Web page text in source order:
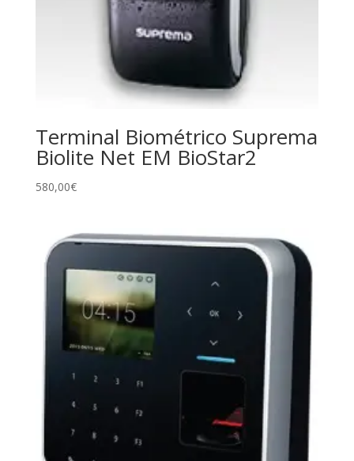
Terminal Biométrico Suprema
Biolite Net EM BioStar2
580,00€